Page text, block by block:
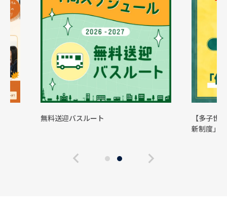
無料送迎バスルート
【多子世帯支援】